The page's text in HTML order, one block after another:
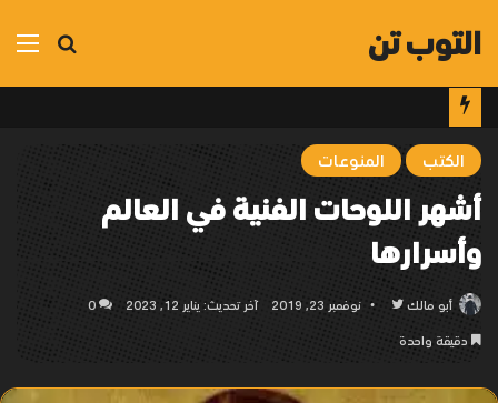
بحث
التوب تن
الكتب المنوعات
أشهر اللوحات الفنية في العالم
وأسرارها
أبو مالك
تابع
نوفمبر 23, 2019 آخر تحديث: يناير 12, 2023 0
دقيقة واحدة